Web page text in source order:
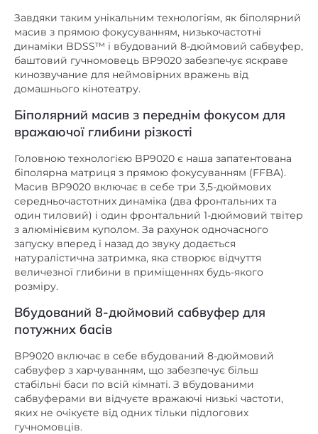
Вбудований аудіоплеєр немає
Вбудований мікрофон немає
Діаметр НЧ дифузора, дюйм 8
Інтернет-радіо немає
Інші немає
Картрідер немає
Матеріал корпусу алюміній
Матеріал обробки тканина
Пиловологозахищений
корпус
немає
Пульт ДК немає
Регулювання низьких частот немає
RCA х1
немає
Завдяки таким унікальним технологіям, як біполярний
масив з прямою фокусуванням, низькочастотні
динаміки BDSS™ і вбудований 8-дюймовий сабвуфер,
баштовий гучномовець BP9020 забезпечує яскраве
кинозвучание для неймовірних вражень від
домашнього кінотеатру.
Біполярний масив з переднім фокусом для
вражаючої глибини різкості
Головною технологією BP9020 є наша запатентована
біполярна матриця з прямою фокусуванням (FFBA).
Масив BP9020 включає в себе три 3,5-дюймових
середньочастотних динаміка (два фронтальних та
один тиловий) і один фронтальний 1-дюймовий твітер
з алюмінієвим куполом. За рахунок одночасного
запуску вперед і назад до звуку додається
натуралістична затримка, яка створює відчуття
величезної глибини в приміщеннях будь-якого
розміру.
Вбудований 8-дюймовий сабвуфер для
потужних басів
BP9020 включає в себе вбудований 8-дюймовий
сабвуфер з харчуванням, що забезпечує більш
стабільні баси по всій кімнаті. З вбудованими
сабвуферами ви відчуєте вражаючі низькі частоти,
яких не очікуєте від одних тільки підлогових
гучномовців.